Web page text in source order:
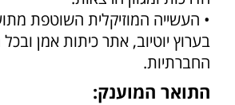
• העשייה המוזיקלית השוטפת
בערוץ יוטיוב, אתר כיתות אמן
החברתיות.
התואר המוענק: